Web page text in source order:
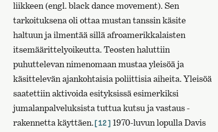
liikkeen (engl. black dance movement). Sen
tarkoituksena oli ottaa mustan tanssin käsite
haltuun ja ilmentää sillä afroamerikkalaisten
itsemäärittelyoikeutta. Teosten haluttiin
puhuttelevan nimenomaan mustaa yleisöä ja
käsittelevän ajankohtaisia poliittisia aiheita. Yleisöä
saatettiin aktivoida esityksissä esimerkiksi
jumalanpalveluksista tuttua kutsu ja vastaus -
rakennetta käyttäen.[12] 1970-luvun lopulla Davis